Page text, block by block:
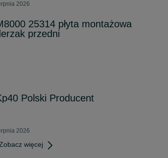
2026
25314 płyta montażowa
przedni
Polski Producent
2026
więcej